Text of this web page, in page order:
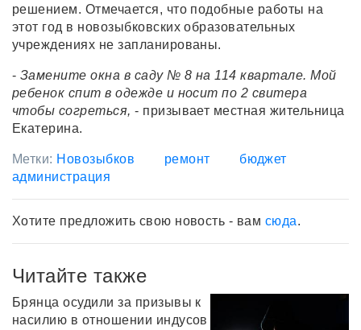
решением. Отмечается, что подобные работы на
этот год в новозыбковских образовательных
учреждениях не запланированы.
- Замените окна в саду № 8 на 114 квартале. Мой
ребенок спит в одежде и носит по 2 свитера
чтобы согреться, - призывает местная жительница
Екатерина.
Метки: Новозыбков ремонт
бюджет
администрация
Хотите предложить свою новость - вам сюда.
Читайте также
Брянца осудили за призывы к
насилию в отношении индусов